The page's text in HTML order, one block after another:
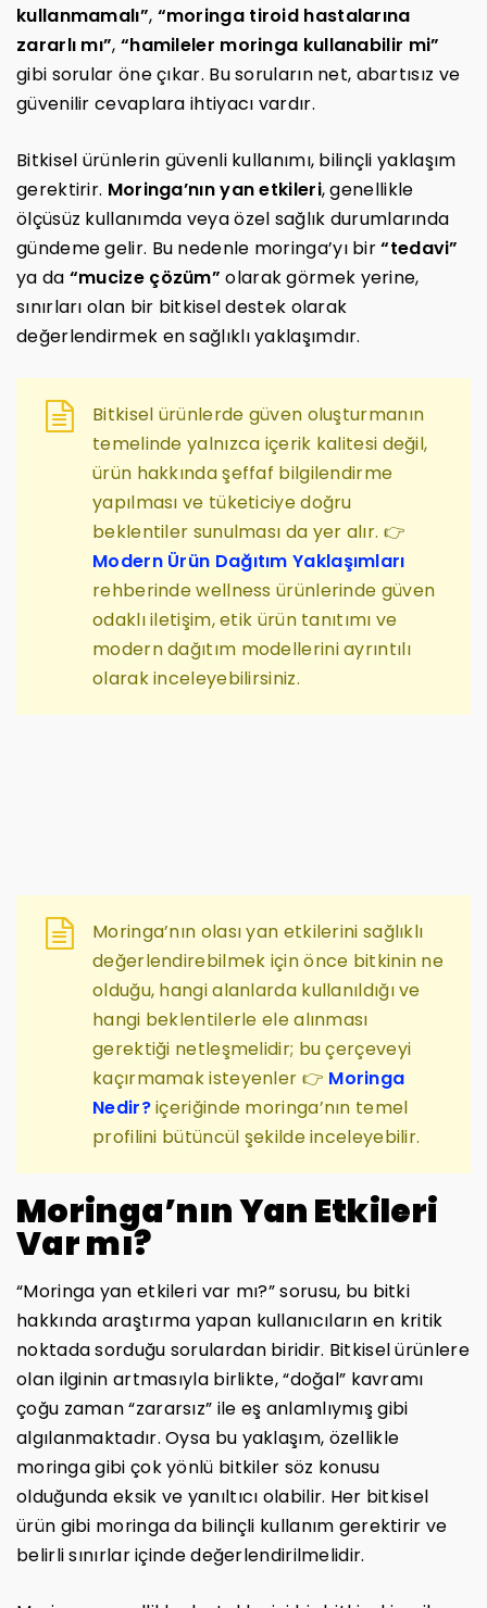
kullanmamalı”, “moringa tiroid hastalarına
zararlı mı”, “hamileler moringa kullanabilir mi”
gibi sorular öne çıkar. Bu soruların net, abartısız ve
güvenilir cevaplara ihtiyacı vardır.
Bitkisel ürünlerin güvenli kullanımı, bilinçli yaklaşım
gerektirir. Moringa’nın yan etkileri, genellikle
ölçüsüz kullanımda veya özel sağlık durumlarında
gündeme gelir. Bu nedenle moringa’yı bir“tedavi”
ya da “mucize çözüm” olarak görmek yerine,
sınırları olan bir bitkisel destek olarak
değerlendirmek en sağlıklı yaklaşımdır.
Bitkisel ürünlerde güven oluşturmanın
temelinde yalnızca içerik kalitesi değil,
ürün hakkında şeffaf bilgilendirme
yapılması ve tüketiciye doğru
beklentiler sunulması da yer alır. 👉
Modern Ürün Dağıtım Yaklaşımları
rehberinde wellness ürünlerinde güven
odaklı iletişim, etik ürün tanıtımı ve
modern dağıtım modellerini ayrıntılı
olarak inceleyebilirsiniz.
Moringa’nın olası yan etkilerini sağlıklı
değerlendirebilmek için önce bitkinin ne
olduğu, hangi alanlarda kullanıldığı ve
hangi beklentilerle ele alınması
gerektiği netleşmelidir; bu çerçeveyi
kaçırmamak isteyenler 👉 Moringa
Nedir?içeriğinde moringa’nın temel
profilini bütüncül şekilde inceleyebilir.
Moringa’nın Yan Etkileri
Var mı?
“Moringa yan etkileri var mı?” sorusu, bu bitki
hakkında araştırma yapan kullanıcıların en kritik
noktada sorduğu sorulardan biridir. Bitkisel ürünlere
olan ilginin artmasıyla birlikte, “doğal” kavramı
çoğu zaman “zararsız” ile eş anlamlıymış gibi
algılanmaktadır. Oysa bu yaklaşım, özellikle
moringa gibi çok yönlü bitkiler söz konusu
olduğunda eksik ve yanıltıcı olabilir. Her bitkisel
ürün gibi moringa da bilinçli kullanım gerektirir ve
belirli sınırlar içinde değerlendirilmelidir.